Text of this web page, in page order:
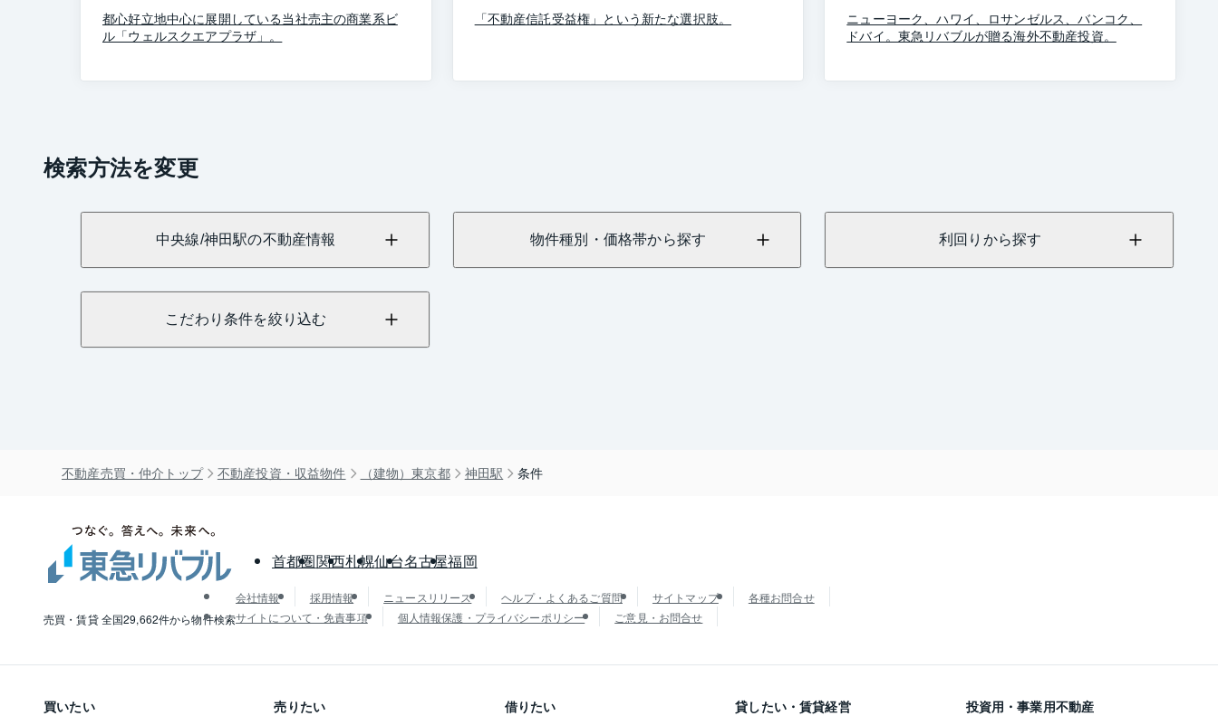
都心好立地中心に展開している当社売主の商業系ビ
ル「ウェルスクエアプラザ」。
「不動産信託受益権」という新たな選択肢。
ニューヨーク、ハワイ、ロサンゼルス、バンコク、
ドバイ。東急リバブルが贈る海外不動産投資。
検索方法を変更
中央線/神田駅の不動産情報 物件種別・価格帯から探す 利回りから探す
こだわり条件を絞り込む
不動産売買・仲介トップ 不動産投資・収益物件 （建物）東京都 神田駅 条件
売買・賃貸 全国29,662件から物件検索
首都圏関西札幌仙台名古屋福岡
会社情報 採用情報 ニュースリリース ヘルプ・よくあるご質問 サイトマップ
各種お問合せ
サイトについて・免責事項
個人情報保護・プライバシーポリシー ご意見・お問合せ
買いたい 売りたい 借りたい 貸したい・賃貸経営 投資用・事業用不動産